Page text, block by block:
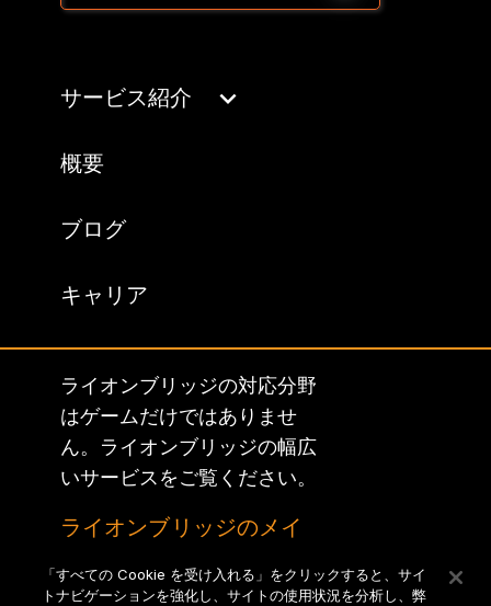
サービス紹介
概要
ブログ
キャリア
ライオンブリッジの対応分野
はゲームだけではありませ
ん。ライオンブリッジの幅広
いサービスをご覧ください。
ライオンブリッジのメイ
「すべての Cookie を受け入れる」をクリックすると、サイ
トナビゲーションを強化し、サイトの使用状況を分析し、弊